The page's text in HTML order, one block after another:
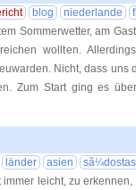
blog niederlande
Sommerwetter, am
wollten.
Nicht, dass uns
Zum Start ging es
länder asien
leicht, zu